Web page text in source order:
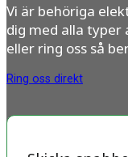
Vi är behöriga
dig med alla
eller ring oss så
Ring oss direkt